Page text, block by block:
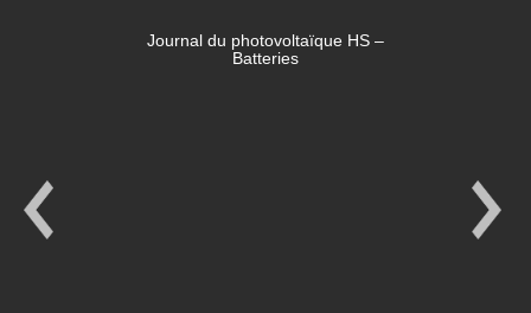
Journal du photovoltaïque HS –
Batteries